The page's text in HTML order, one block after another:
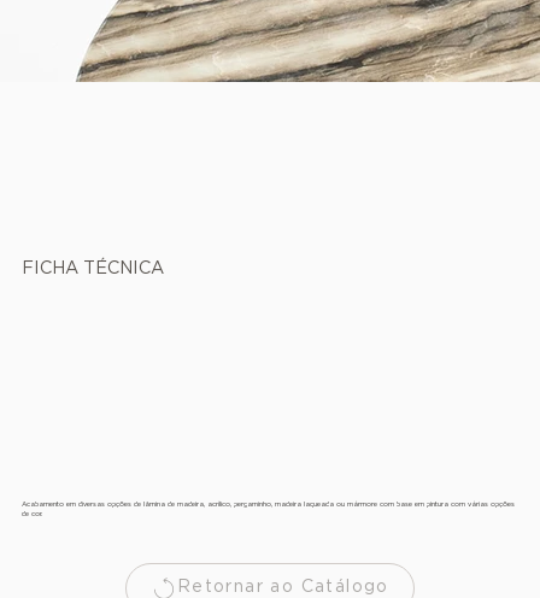
FICHA TÉCNICA
Acabamento em diversas opções de lâmina de madeira, acrílico, pergaminho, madeira laqueada ou mármore com base em pintura com várias opções
de cor.
Retornar ao Catálogo